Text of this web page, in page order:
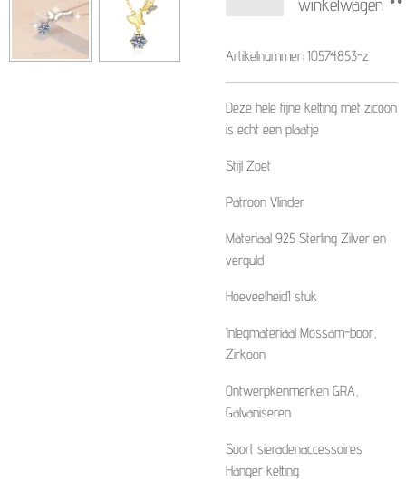
winkelwagen
Artikelnummer: 10574853-z
Deze hele fijne ketting met zicoon
is echt een plaatje
Stijl Zoet
Patroon Vlinder
Materiaal 925 Sterling Zilver en
verguld
Hoeveelheid1 stuk
Inlegmateriaal Mossam-boor,
Zirkoon
Ontwerpkenmerken GRA,
Galvaniseren
Soort sieradenaccessoires
Hanger ketting